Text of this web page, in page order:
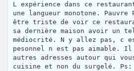
L expérience dans ce
une langueur monotone.
être triste de voir ce
sa dernière maison avoir un
médiocrité. N y allez pas, c
pesonnel n est pas aimable.
autres adresses autour qui
cuisine et non du surgelé.